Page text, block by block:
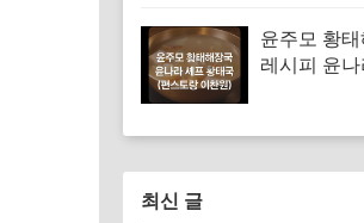
뉴·가격·후
윤주모 황
레시피 윤
최신 글